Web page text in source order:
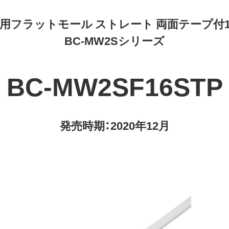
フラットモール ストレート 両面テープ付
BC-MW2Sシリーズ
BC-MW2SF16STP
発売時期：2020年12月